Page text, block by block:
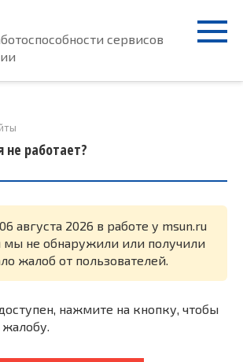
сервисов
не работает?
августа 2026 в работе у msun.ru
мы не обнаружили или получили
жалоб от пользователей.
нажмите на кнопку, чтобы